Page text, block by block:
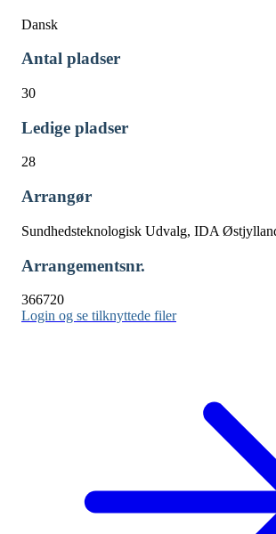
Dansk
Antal pladser
30
Ledige pladser
28
Arrangør
Sundhedsteknologisk Udvalg, IDA
Arrangementsnr.
366720
Login og se tilknyttede filer